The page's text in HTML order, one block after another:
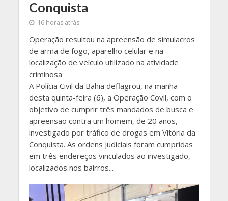
Conquista
16 horas atrás
Operação resultou na apreensão de simulacros
de arma de fogo, aparelho celular e na
localização de veículo utilizado na atividade
criminosa
A Polícia Civil da Bahia deflagrou, na manhã
desta quinta-feira (6), a Operação Covil, com o
objetivo de cumprir três mandados de busca e
apreensão contra um homem, de 20 anos,
investigado por tráfico de drogas em Vitória da
Conquista. As ordens judiciais foram cumpridas
em três endereços vinculados ao investigado,
localizados nos bairros...